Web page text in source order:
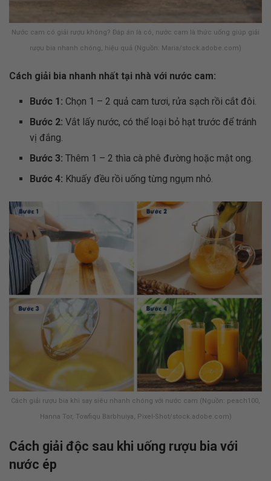
Nước cam có giải rượu không? Đáp án là có, nước cam là thức uống giúp giải
rượu bia nhanh chóng, hiệu quả (Nguồn: Maria/stock.adobe.com)
Cách giải bia nhanh nhất tại nhà với nước cam:
Bước 1: Chọn 1 – 2 quả cam tươi, rửa sạch rồi cắt đôi.
Bước 2: Vắt lấy nước, có thể loại bỏ hạt trước để tránh
vị đắng.
Bước 3:Thêm 1 – 2 thìa cà phê đường hoặc mật ong.
Bước 4: Khuấy đều rồi uống từng ngụm nhỏ.
Cách giải rượu bia khi say siêu nhanh chóng với nước cam (Nguồn: peach100,
Hanna Tor, Towfiqu Barbhuiya, Pixel-Shot/stock.adobe.com)
Cách giải độc sau khi uống rượu bia với
nước ép